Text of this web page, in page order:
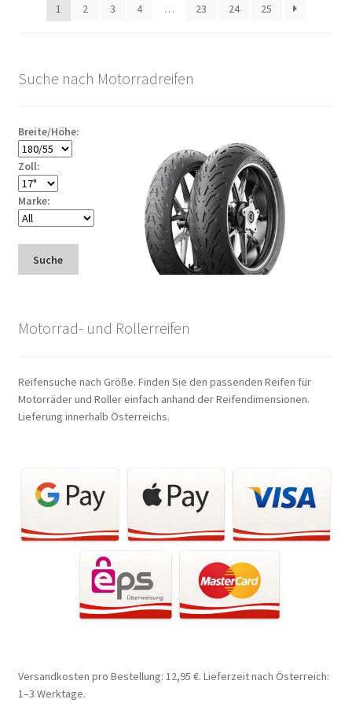
1
2 3 4 … 23 24 25
Suche nach Motorradreifen
Breite/Höhe:
Zoll:
Marke:
Suche
Motorrad- und Rollerreifen
Reifensuche nach Größe. Finden Sie den passenden Reifen für
Motorräder und Roller einfach anhand der Reifendimensionen.
Lieferung innerhalb Österreichs.
Versandkosten pro Bestellung: 12,95 €. Lieferzeit nach Österreich:
1–3 Werktage.